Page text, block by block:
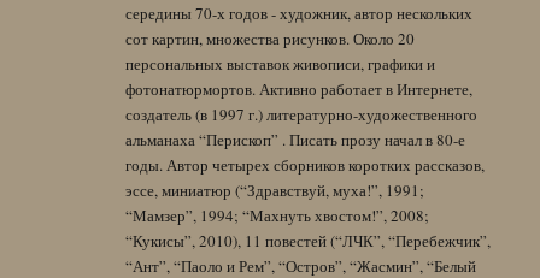
середины 70-х годов - художник, автор нескольких
сот картин, множества рисунков. Около 20
персональных выставок живописи, графики и
фотонатюрмортов. Активно работает в Интернете,
создатель (в 1997 г.) литературно-художественного
альманаха “Перископ” . Писать прозу начал в 80-е
годы. Автор четырех сборников коротких рассказов,
эссе, миниатюр (“Здравствуй, муха!”, 1991;
“Мамзер”, 1994; “Махнуть хвостом!”, 2008;
“Кукисы”, 2010), 11 повестей (“ЛЧК”, “Перебежчик”,
“Ант”, “Паоло и Рем”, “Остров”, “Жасмин”, “Белый